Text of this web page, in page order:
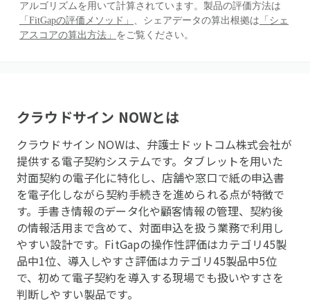
アルゴリズムを用いて計算されています。製品の評価方法は
「FitGapの評価メソッド」 、シェアデータの算出根拠は 「シェ
アスコアの算出方法」 をご覧ください。
クラウドサイン NOWとは
クラウドサイン NOWは、弁護士ドットコム株式会社が
提供する電子契約システムです。タブレットを用いた
対面契約の電子化に特化し、店舗や窓口で紙の申込書
を電子化しながら契約手続きを進められる点が特徴で
す。手書き情報のデータ化や顧客情報の管理、契約後
の情報活用まで含めて、対面申込を扱う業務で利用し
やすい設計です。FitGapの操作性評価はカテゴリ45製
品中1位、導入しやすさ評価はカテゴリ45製品中5位
で、初めて電子契約を導入する現場でも扱いやすさを
判断しやすい製品です。